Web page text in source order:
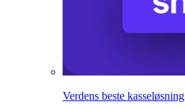
Verdens beste kasseløsning